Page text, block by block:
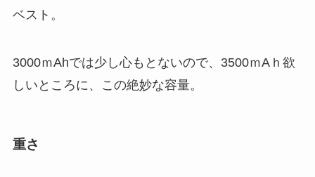
ベスト。
3000ｍAhでは少し心もとないので、3500ｍAｈ欲
しいところに、この絶妙な容量。
重さ